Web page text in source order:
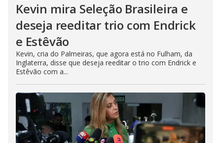
Kevin mira Seleção Brasileira e
deseja reeditar trio com Endrick
e Estêvão
Kevin, cria do Palmeiras, que agora está no Fulham, da
Inglaterra, disse que deseja reeditar o trio com Endrick e
Estêvão com a...